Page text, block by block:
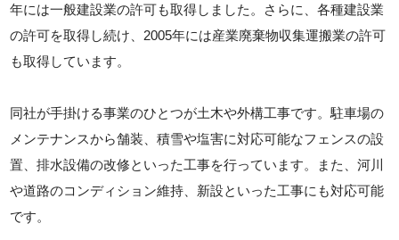
年には一般建設業の許可も取得しました。さらに、各種建設業
の許可を取得し続け、2005年には産業廃棄物収集運搬業の許可
も取得しています。
同社が手掛ける事業のひとつが土木や外構工事です。駐車場の
メンテナンスから舗装、積雪や塩害に対応可能なフェンスの設
置、排水設備の改修といった工事を行っています。また、河川
や道路のコンディション維持、新設といった工事にも対応可能
です。